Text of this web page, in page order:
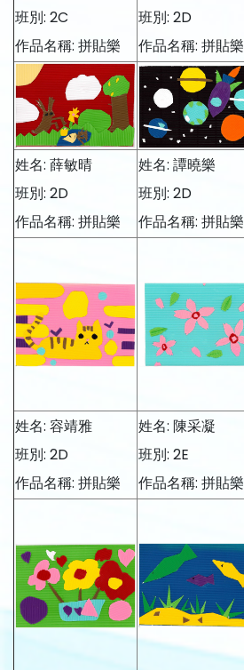
班別: 2C
作品名稱: 拼貼樂
班別: 2D
作品名稱: 拼貼樂
姓名: 薛敏晴
班別: 2D
作品名稱: 拼貼樂
姓名: 譚曉樂
班別: 2D
作品名稱: 拼貼樂
姓名: 容靖雅
班別: 2D
作品名稱: 拼貼樂
姓名: 陳采凝
班別: 2E
作品名稱: 拼貼樂